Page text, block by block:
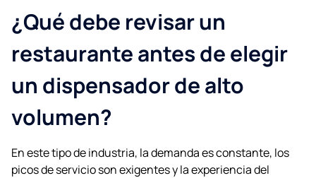
¿Qué debe revisar un
restaurante antes de elegir
un dispensador de alto
volumen?
En este tipo de industria, la demanda es constante, los
picos de servicio son exigentes y la experiencia del